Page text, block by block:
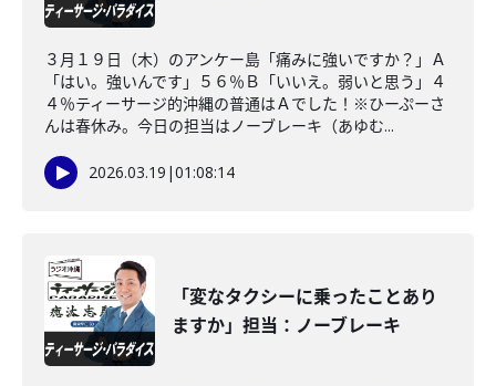
３月１９日（木）のアンケー島「痛みに強いですか？」Ａ
「はい。強いんです」５６％Ｂ「いいえ。弱いと思う」４
４％ティーサージ的沖縄の普通はＡでした！※ひーぷーさ
んは春休み。今日の担当はノーブレーキ（あゆむ...
2026.03.19 |01:08:14
「変なタクシーに乗ったことあり
ますか」担当：ノーブレーキ